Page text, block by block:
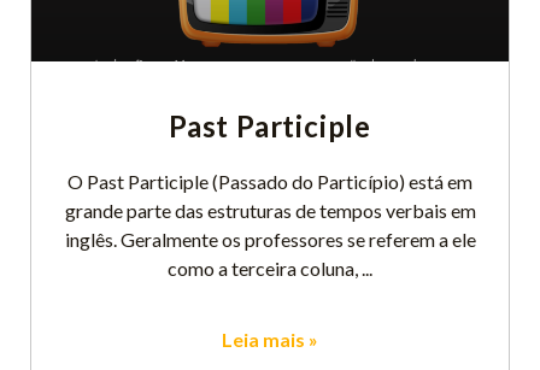
Past Participle
O Past Participle (Passado do Particípio) está em
grande parte das estruturas de tempos verbais em
inglês. Geralmente os professores se referem a ele
como a terceira coluna,
Leia mais »